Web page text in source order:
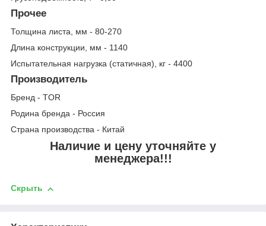
Прочее
Толщина листа, мм - 80-270
Длина конструкции, мм - 1140
Испытательная нагрузка (статичная), кг - 4400
Производитель
Бренд - TOR
Родина бренда - Россия
Страна производства - Китай
Наличие и цену уточняйте у
менеджера!!!
Скрыть